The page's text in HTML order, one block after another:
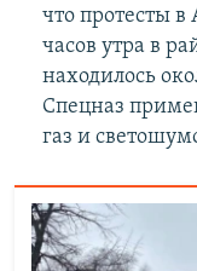
что протесты
часов утра в
находилось
Спецназ
газ и